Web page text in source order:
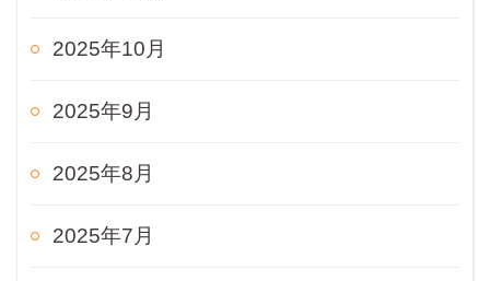
2025年10月
2025年9月
2025年8月
2025年7月